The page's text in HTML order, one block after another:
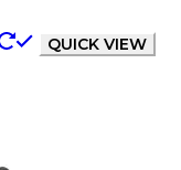
QUICK VIEW